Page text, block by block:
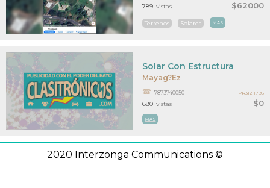
$62000
Terrenos Solares MAS
789 vistas
Mayag?ez
$0
Solar Con Estructura
7873740050
MAS
680 vistas
PR31211795
2020 Interzonga Communications ©